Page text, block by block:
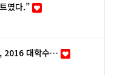
였다.”
, 2016 대학수…